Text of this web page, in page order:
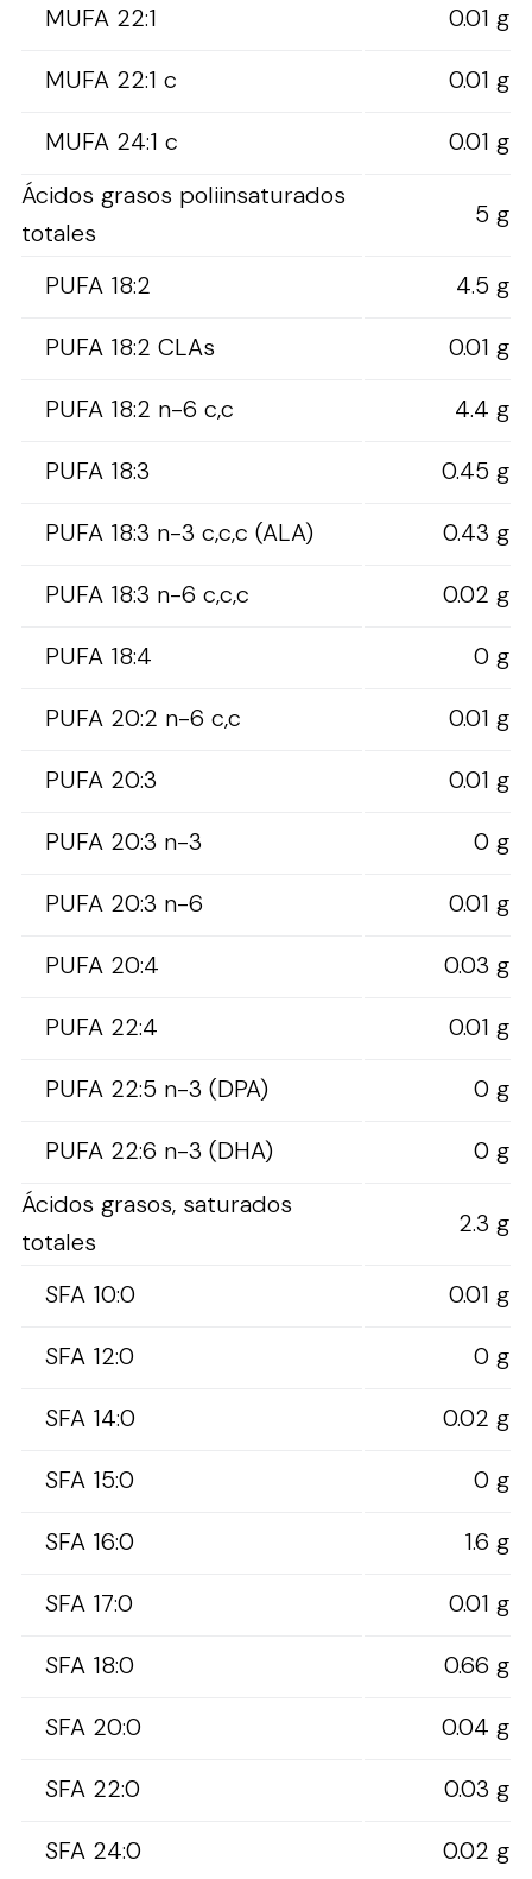
MUFA 22:1
0.01 g
MUFA 22:1 c
0.01 g
MUFA 24:1 c
0.01 g
Ácidos grasos poliinsaturados
totales
5 g
PUFA 18:2
4.5 g
PUFA 18:2 CLAs
0.01 g
PUFA 18:2 n-6 c,c
4.4 g
PUFA 18:3
0.45 g
PUFA 18:3 n-3 c,c,c (ALA)
0.43 g
PUFA 18:3 n-6 c,c,c
0.02 g
PUFA 18:4
0 g
PUFA 20:2 n-6 c,c
0.01 g
PUFA 20:3
0.01 g
PUFA 20:3 n-3
0 g
PUFA 20:3 n-6
0.01 g
PUFA 20:4
0.03 g
PUFA 22:4
0.01 g
PUFA 22:5 n-3 (DPA)
0 g
PUFA 22:6 n-3 (DHA)
0 g
Ácidos grasos, saturados
totales
2.3 g
SFA 10:0
0.01 g
SFA 12:0
0 g
SFA 14:0
0.02 g
SFA 15:0
0 g
SFA 16:0
1.6 g
SFA 17:0
0.01 g
SFA 18:0
0.66 g
SFA 20:0
0.04 g
SFA 22:0
0.03 g
SFA 24:0
0.02 g